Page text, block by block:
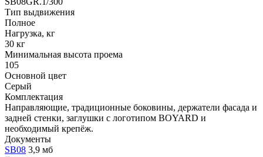
Тип выдвижения
Полное
Нагрузка, кг
30 кг
Минимальная высота проема
105
Основной цвет
Серый
Комплектация
Направляющие, традиционные боковины, держатели фасада и
задней стенки, заглушки с логотипом BOYARD и
необходимый крепёж.
Документы
SB08 3,9 мб